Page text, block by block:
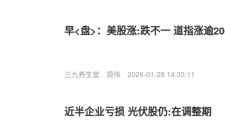
早<盘>：美股涨:跌不一 道指涨逾
三九养生堂 周伟 2026-01-28 14:35:11
近半企业亏损 光伏股仍:在调整期